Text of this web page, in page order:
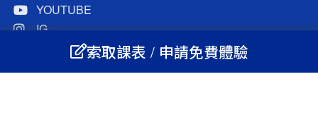
YOUTUBE
IG
LINE@官方
學員選課
索取課表 / 申請免費體驗